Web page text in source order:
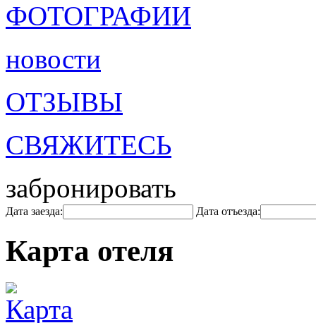
ФОТОГРАФИИ
новости
ОТЗЫВЫ
СВЯЖИТЕСЬ
забронировать
Дата заезда: Дата отъезда:
Карта отеля